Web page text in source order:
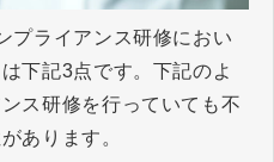
プライアンス研修におい
下記3点です。下記のよ
ス研修を行っていても不
あります。